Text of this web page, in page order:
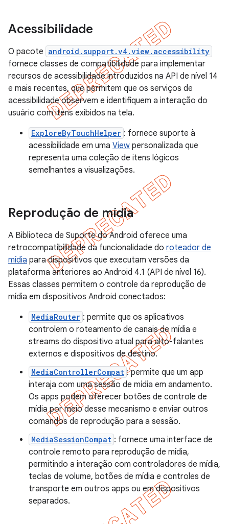
Acessibilidade
O pacote android.support.v4.view.accessibility
fornece classes de compatibilidade para implementar
recursos de acessibilidade introduzidos na API de nível 14
e mais recentes, que permitem que os serviços de
acessibilidade observem e identifiquem a interação do
usuário com itens exibidos na tela.
ExploreByTouchHelper : fornece suporte à
acessibilidade em uma View personalizada que
representa uma coleção de itens lógicos
semelhantes a visualizações.
Reprodução de mídia
A Biblioteca de Suporte do Android oferece uma
retrocompatibilidade da funcionalidade do roteador de
mídia para dispositivos que executam versões da
plataforma anteriores ao Android 4.1 (API de nível 16).
Essas classes permitem o controle da reprodução de
mídia em dispositivos Android conectados:
MediaRouter : permite que os aplicativos
controlem o roteamento de canais de mídia e
streams do dispositivo atual para alto-falantes
externos e dispositivos de destino.
MediaControllerCompat : permite que um app
interaja com uma sessão de mídia em andamento.
Os apps podem oferecer botões de controle de
mídia por meio desse mecanismo e enviar outros
comandos de reprodução para a sessão.
MediaSessionCompat : fornece uma interface de
controle remoto para reprodução de mídia,
permitindo a interação com controladores de mídia,
teclas de volume, botões de mídia e controles de
transporte em outros apps ou em dispositivos
separados.